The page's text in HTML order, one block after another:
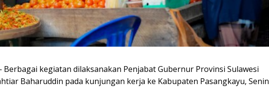
Berbagai kegiatan dilaksanakan Penjabat Gubernur Provinsi Sulawesi
Baharuddin pada kunjungan kerja ke Kabupaten Pasangkayu, Senin